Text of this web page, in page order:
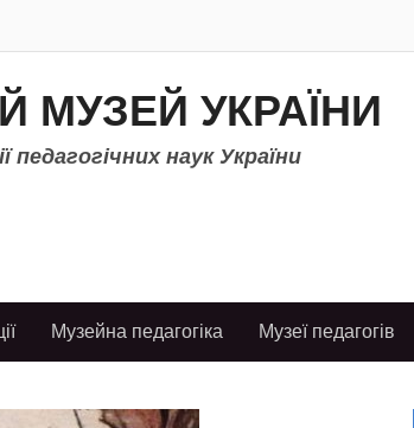
МУЗЕЙ УКРАЇНИ
педагогічних наук України
Музейна педагогіка Музеї педагогів